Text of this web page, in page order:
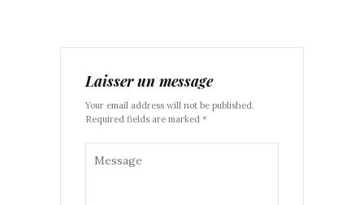
Laisser un message
Your email address will not be published.
Required fields are marked *